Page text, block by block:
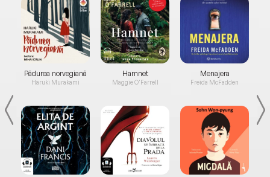
Pădurea norvegiană
Haruki Murakami
Hamnet
Maggie O'Farrell
Menajera
Freida McFadden